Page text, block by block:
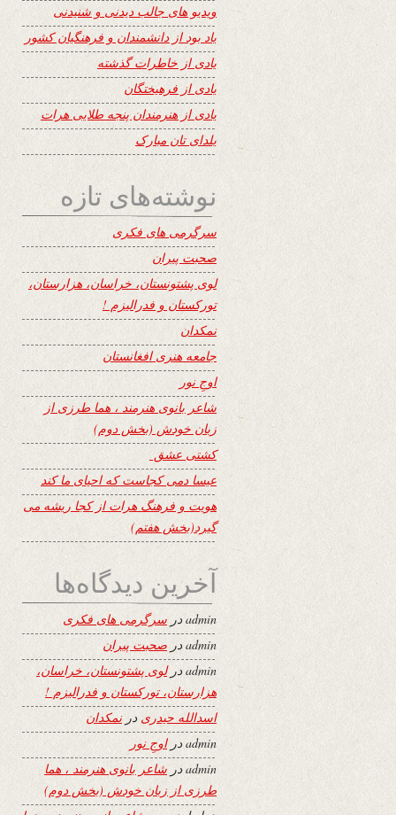
ویدیو های جالب دیدنی و شنیدنی
یاد بود از دانشمندان و فرهنگیان کشور
یادی از خاطرات گذشته
یادی از فرهیختگان
یادی از هنرمندان پنجه طلایی هرات
یلدای تان مبارک
نوشته‌های تازه
سرگرمی های فکری
صحبت پیران
لوی پشتونستان، خراسان، هزارستان،
تورکستان و فدرالیزم !
نمکدان
جامعه هنری افغانستان
اوجِ نور
شاعر بانوی هنرمند ، هما طرزی از
زبان خودش (بخش دوم)
کشتی عشق
عیسا دمی کجاست که احیای ما کند
هویت و فرهنگ هرات از کجا ریشه می
گیرد(بخش هفتم)
آخرین دیدگاه‌ها
adminدر سرگرمی های فکری
adminدر صحبت پیران
adminدرلوی پشتونستان، خراسان،
هزارستان، تورکستان و فدرالیزم !
اسدالله حیدری درنمکدان
adminدراوجِ نور
adminدر شاعر بانوی هنرمند ، هما
طرزی از زبان خودش (بخش دوم)